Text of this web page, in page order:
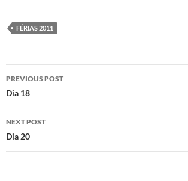
FÉRIAS 2011
Post
navigation
PREVIOUS POST
Dia 18
NEXT POST
Dia 20